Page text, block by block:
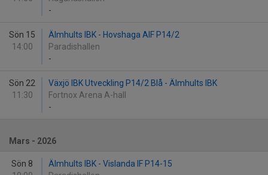
-
Sön 15
14:00
Älmhults IBK - Hovshaga AIF P14/2
Paradishallen
-
Sön 22
11:30
Växjö IBK Utveckling P14/2 Blå - Älmhults IBK
Fortnox Arena A-hall
-
Mars - 2026
Sön 8
Älmhults IBK - Vislanda IF P14-15